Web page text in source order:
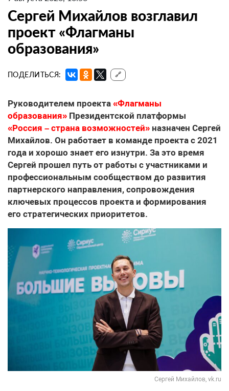
Сергей Михайлов возглавил
проект «Флагманы
образования»
ПОДЕЛИТЬСЯ: 🔗
Руководителем проекта «Флагманы
образования» Президентской платформы
«Россия – страна возможностей» назначен Сергей
Михайлов. Он работает в команде проекта с 2021
года и хорошо знает его изнутри. За это время
Сергей прошел путь от работы с участниками и
профессиональным сообществом до развития
партнерского направления, сопровождения
ключевых процессов проекта и формирования
его стратегических приоритетов.
Сергей Михайлов, vk.ru